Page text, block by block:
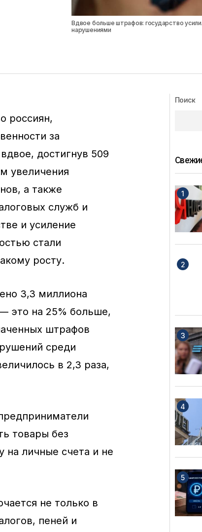
Вдвое больше штрафов: государство
нарушениями
россиян,
за
достигнув 509
увеличения
а также
служб и
и усиление
стали
росту.
3,3 миллиона
это на 25% больше,
штрафов
среди
в 2,3 раза,
товары без
на личные счета и не
не только в
пеней и
Поиск